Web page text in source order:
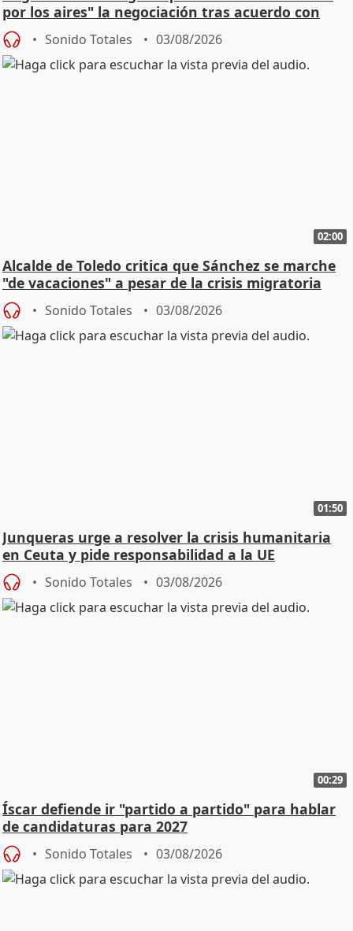
por los aires" la negociación tras acuerdo con
SMA
Sonido Totales 03/08/2026
02:00
Alcalde de Toledo critica que Sánchez se marche
"de vacaciones" a pesar de la crisis migratoria
Sonido Totales 03/08/2026
01:50
Junqueras urge a resolver la crisis humanitaria
en Ceuta y pide responsabilidad a la UE
Sonido Totales 03/08/2026
00:29
Íscar defiende ir "partido a partido" para hablar
de candidaturas para 2027
Sonido Totales 03/08/2026